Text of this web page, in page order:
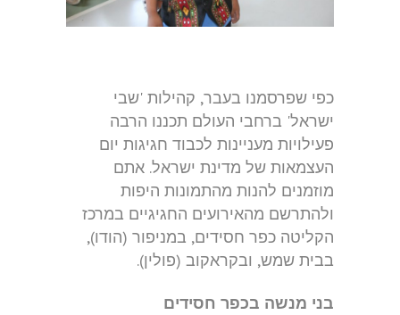
כפי שפרסמנו בעבר, קהילות 'שבי
ישראל' ברחבי העולם תכננו הרבה
פעילויות מעניינות לכבוד חגיגות יום
העצמאות של מדינת ישראל. אתם
מוזמנים להנות מהתמונות היפות
ולהתרשם מהאירועים החגיגיים במרכז
הקליטה כפר חסידים, במניפור (הודו),
בבית שמש, ובקראקוב (פולין).
בני מנשה בכפר חסידים